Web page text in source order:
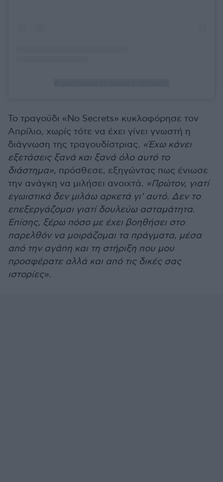
Το τραγούδι «No Secrets» κυκλοφόρησε τον
Απρίλιο, χωρίς τότε να έχει γίνει γνωστή η
διάγνωση της τραγουδίστριας. «Έχω κάνει
εξετάσεις ξανά και ξανά όλο αυτό το
διάστημα», πρόσθεσε, εξηγώντας πως ένιωσε
την ανάγκη να μιλήσει ανοιχτά. «Πρώτον, γιατί
εγωιστικά δεν μιλάω αρκετά γι’ αυτό. Δεν το
επεξεργάζομαι γιατί δουλεύω ασταμάτητα.
Επίσης, ξέρω πόσο με έχει βοηθήσει στο
παρελθόν να μοιράζομαι τα πράγματα, μέσα
από την αγάπη και τη στήριξη που μου
προσφέρατε αλλά και από τις δικές σας
ιστορίες».